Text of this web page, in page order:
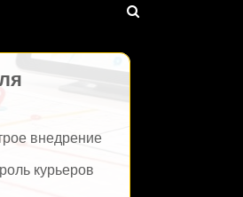
внедрение
курьеров